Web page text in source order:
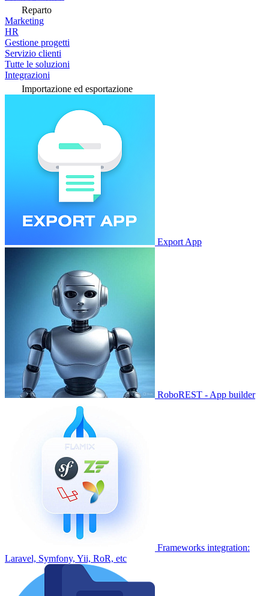
Reparto
Marketing
HR
Gestione progetti
Servizio clienti
Tutte le soluzioni
Integrazioni
Importazione ed esportazione
Export App
RoboREST - App builder
Frameworks integration:
Laravel, Symfony, Yii, RoR, etc